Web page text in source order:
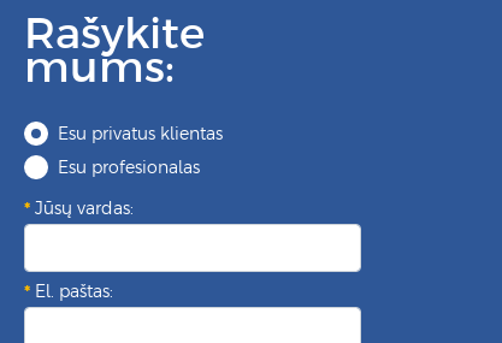
Rašykite
mums:
Esu privatus klientas
Esu profesionalas
Jūsų vardas:
El. paštas: